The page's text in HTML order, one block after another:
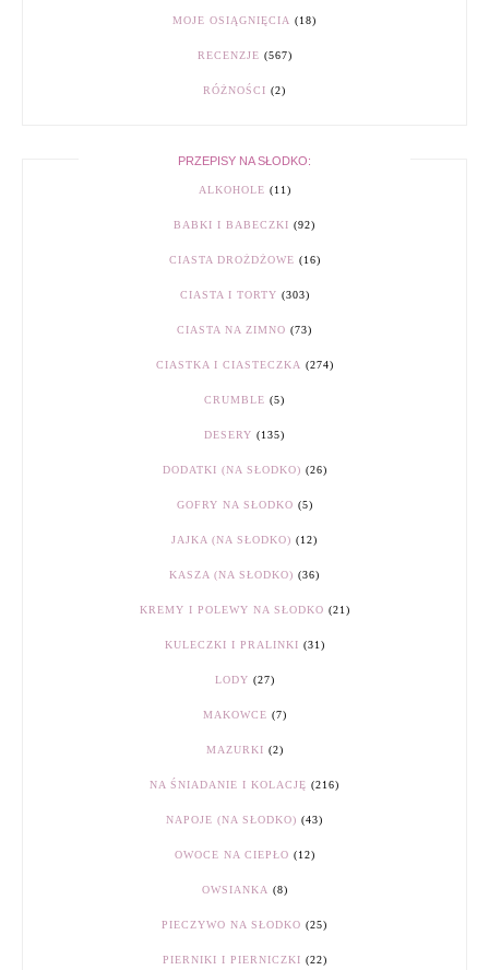
MOJE OSIĄGNIĘCIA (18)
RECENZJE (567)
RÓŻNOŚCI (2)
PRZEPISY NA SŁODKO:
ALKOHOLE (11)
BABKI I BABECZKI (92)
CIASTA DROŻDŻOWE (16)
CIASTA I TORTY (303)
CIASTA NA ZIMNO (73)
CIASTKA I CIASTECZKA (274)
CRUMBLE (5)
DESERY (135)
DODATKI (NA SŁODKO) (26)
GOFRY NA SŁODKO (5)
JAJKA (NA SŁODKO) (12)
KASZA (NA SŁODKO) (36)
KREMY I POLEWY NA SŁODKO (21)
KULECZKI I PRALINKI (31)
LODY (27)
MAKOWCE (7)
MAZURKI (2)
NA ŚNIADANIE I KOLACJĘ (216)
NAPOJE (NA SŁODKO) (43)
OWOCE NA CIEPŁO (12)
OWSIANKA (8)
PIECZYWO NA SŁODKO (25)
PIERNIKI I PIERNICZKI (22)